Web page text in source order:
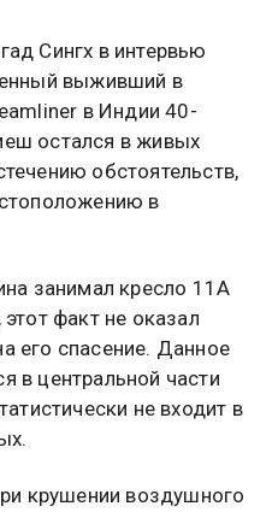
Сингх в интервью
выживший в
в Индии 40-
остался в живых
обстоятельств,
в
занимал кресло 11A
факт не оказал
его спасение. Данное
в центральной части
не входит в
крушении воздушного